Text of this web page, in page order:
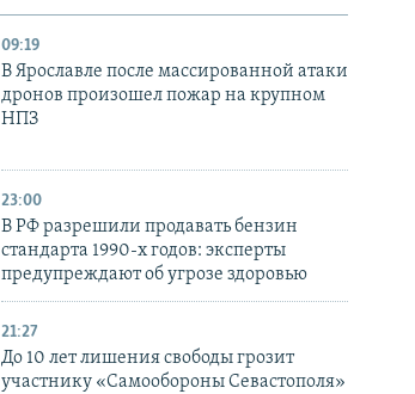
09:19
В Ярославле после массированной атаки
дронов произошел пожар на крупном
НПЗ
23:00
В РФ разрешили продавать бензин
стандарта 1990-х годов: эксперты
предупреждают об угрозе здоровью
21:27
До 10 лет лишения свободы грозит
участнику «Самообороны Севастополя»